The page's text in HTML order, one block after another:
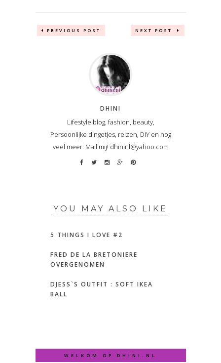
PREVIOUS POST NEXT POST
DHINI
Lifestyle blog, fashion, beauty,
Persoonlijke dingetjes, reizen, DIY en nog
veel meer. Mail mij! dhininl@yahoo.com
YOU MAY ALSO LIKE
5 THINGS I LOVE #2
FRED DE LA BRETONIERE
OVERGENOMEN
DJESS`S OUTFIT : SOFT IKEA
BALL
WELKOM OP DHINI.NL